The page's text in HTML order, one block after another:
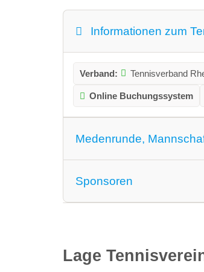
Informationen zum
Verband: Tennisverband
Online Buchungssystem
Medenrunde,
Sponsoren
Lage